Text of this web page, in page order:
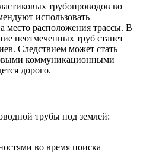
трубопроводов во
использовать
расположения трассы. В
неотмеченных труб станет
Следствием может стать
коммуникационными
дорого.
во время поиска